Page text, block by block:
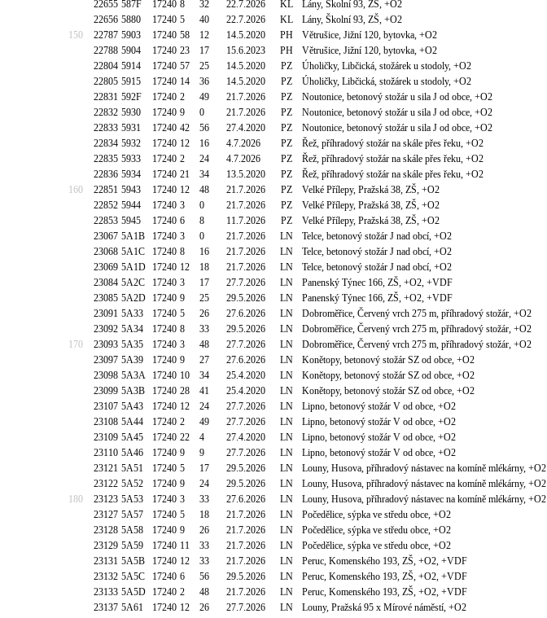
22655 587F 17240 8 32 22.7.2026 KL Lány, Školní 93, ZŠ, +O2
22656 5880 17240 5 40 22.7.2026 KL Lány, Školní 93, ZŠ, +O2
150
22787 5903 17240 58 12 14.5.2020 PH Větrušice, Jižní 120, bytovka, +O2
22788 5904 17240 23 17 15.6.2023 PH Větrušice, Jižní 120, bytovka, +O2
22804 5914 17240 57 25 14.5.2020 PZ Úholičky, Libčická, stožárek u stodoly, +O2
22805 5915 17240 14 36 14.5.2020 PZ Úholičky, Libčická, stožárek u stodoly, +O2
22831 592F 17240 2 49 21.7.2026 PZ Noutonice, betonový stožár u sila J od obce, +O2
22832 5930 17240 9 0 21.7.2026 PZ Noutonice, betonový stožár u sila J od obce, +O2
22833 5931 17240 42 56 27.4.2020 PZ Noutonice, betonový stožár u sila J od obce, +O2
22834 5932 17240 12 16 4.7.2026 PZ Řež, příhradový stožár na skále přes řeku, +O2
22835 5933 17240 2 24 4.7.2026 PZ Řež, příhradový stožár na skále přes řeku, +O2
22836 5934 17240 21 34 13.5.2020 PZ Řež, příhradový stožár na skále přes řeku, +O2
160
22851 5943 17240 12 48 21.7.2026 PZ Velké Přílepy, Pražská 38, ZŠ, +O2
22852 5944 17240 3 0 21.7.2026 PZ Velké Přílepy, Pražská 38, ZŠ, +O2
22853 5945 17240 6 8 11.7.2026 PZ Velké Přílepy, Pražská 38, ZŠ, +O2
23067 5A1B 17240 3 0 21.7.2026 LN Telce, betonový stožár J nad obcí, +O2
23068 5A1C 17240 8 16 21.7.2026 LN Telce, betonový stožár J nad obcí, +O2
23069 5A1D 17240 12 18 21.7.2026 LN Telce, betonový stožár J nad obcí, +O2
23084 5A2C 17240 3 17 27.7.2026 LN Panenský Týnec 166, ZŠ, +O2, +VDF
23085 5A2D 17240 9 25 29.5.2026 LN Panenský Týnec 166, ZŠ, +O2, +VDF
23091 5A33 17240 5 26 27.6.2026 LN Dobroměřice, Červený vrch 275 m, příhradový stožár, +O2
23092 5A34 17240 8 33 29.5.2026 LN Dobroměřice, Červený vrch 275 m, příhradový stožár, +O2
170
23093 5A35 17240 3 48 27.7.2026 LN Dobroměřice, Červený vrch 275 m, příhradový stožár, +O2
23097 5A39 17240 9 27 27.6.2026 LN Konětopy, betonový stožár SZ od obce, +O2
23098 5A3A 17240 10 34 25.4.2020 LN Konětopy, betonový stožár SZ od obce, +O2
23099 5A3B 17240 28 41 25.4.2020 LN Konětopy, betonový stožár SZ od obce, +O2
23107 5A43 17240 12 24 27.7.2026 LN Lipno, betonový stožár V od obce, +O2
23108 5A44 17240 2 49 27.7.2026 LN Lipno, betonový stožár V od obce, +O2
23109 5A45 17240 22 4 27.4.2020 LN Lipno, betonový stožár V od obce, +O2
23110 5A46 17240 9 9 27.7.2026 LN Lipno, betonový stožár V od obce, +O2
23121 5A51 17240 5 17 29.5.2026 LN Louny, Husova, příhradový nástavec na komíně mlékárny, +O2
23122 5A52 17240 9 24 29.5.2026 LN Louny, Husova, příhradový nástavec na komíně mlékárny, +O2
180
23123 5A53 17240 3 33 27.6.2026 LN Louny, Husova, příhradový nástavec na komíně mlékárny, +O2
23127 5A57 17240 5 18 21.7.2026 LN Počedělice, sýpka ve středu obce, +O2
23128 5A58 17240 9 26 21.7.2026 LN Počedělice, sýpka ve středu obce, +O2
23129 5A59 17240 11 33 21.7.2026 LN Počedělice, sýpka ve středu obce, +O2
23131 5A5B 17240 12 33 21.7.2026 LN Peruc, Komenského 193, ZŠ, +O2, +VDF
23132 5A5C 17240 6 56 29.5.2026 LN Peruc, Komenského 193, ZŠ, +O2, +VDF
23133 5A5D 17240 2 48 21.7.2026 LN Peruc, Komenského 193, ZŠ, +O2, +VDF
23137 5A61 17240 12 26 27.7.2026 LN Louny, Pražská 95 x Mírové náměstí, +O2